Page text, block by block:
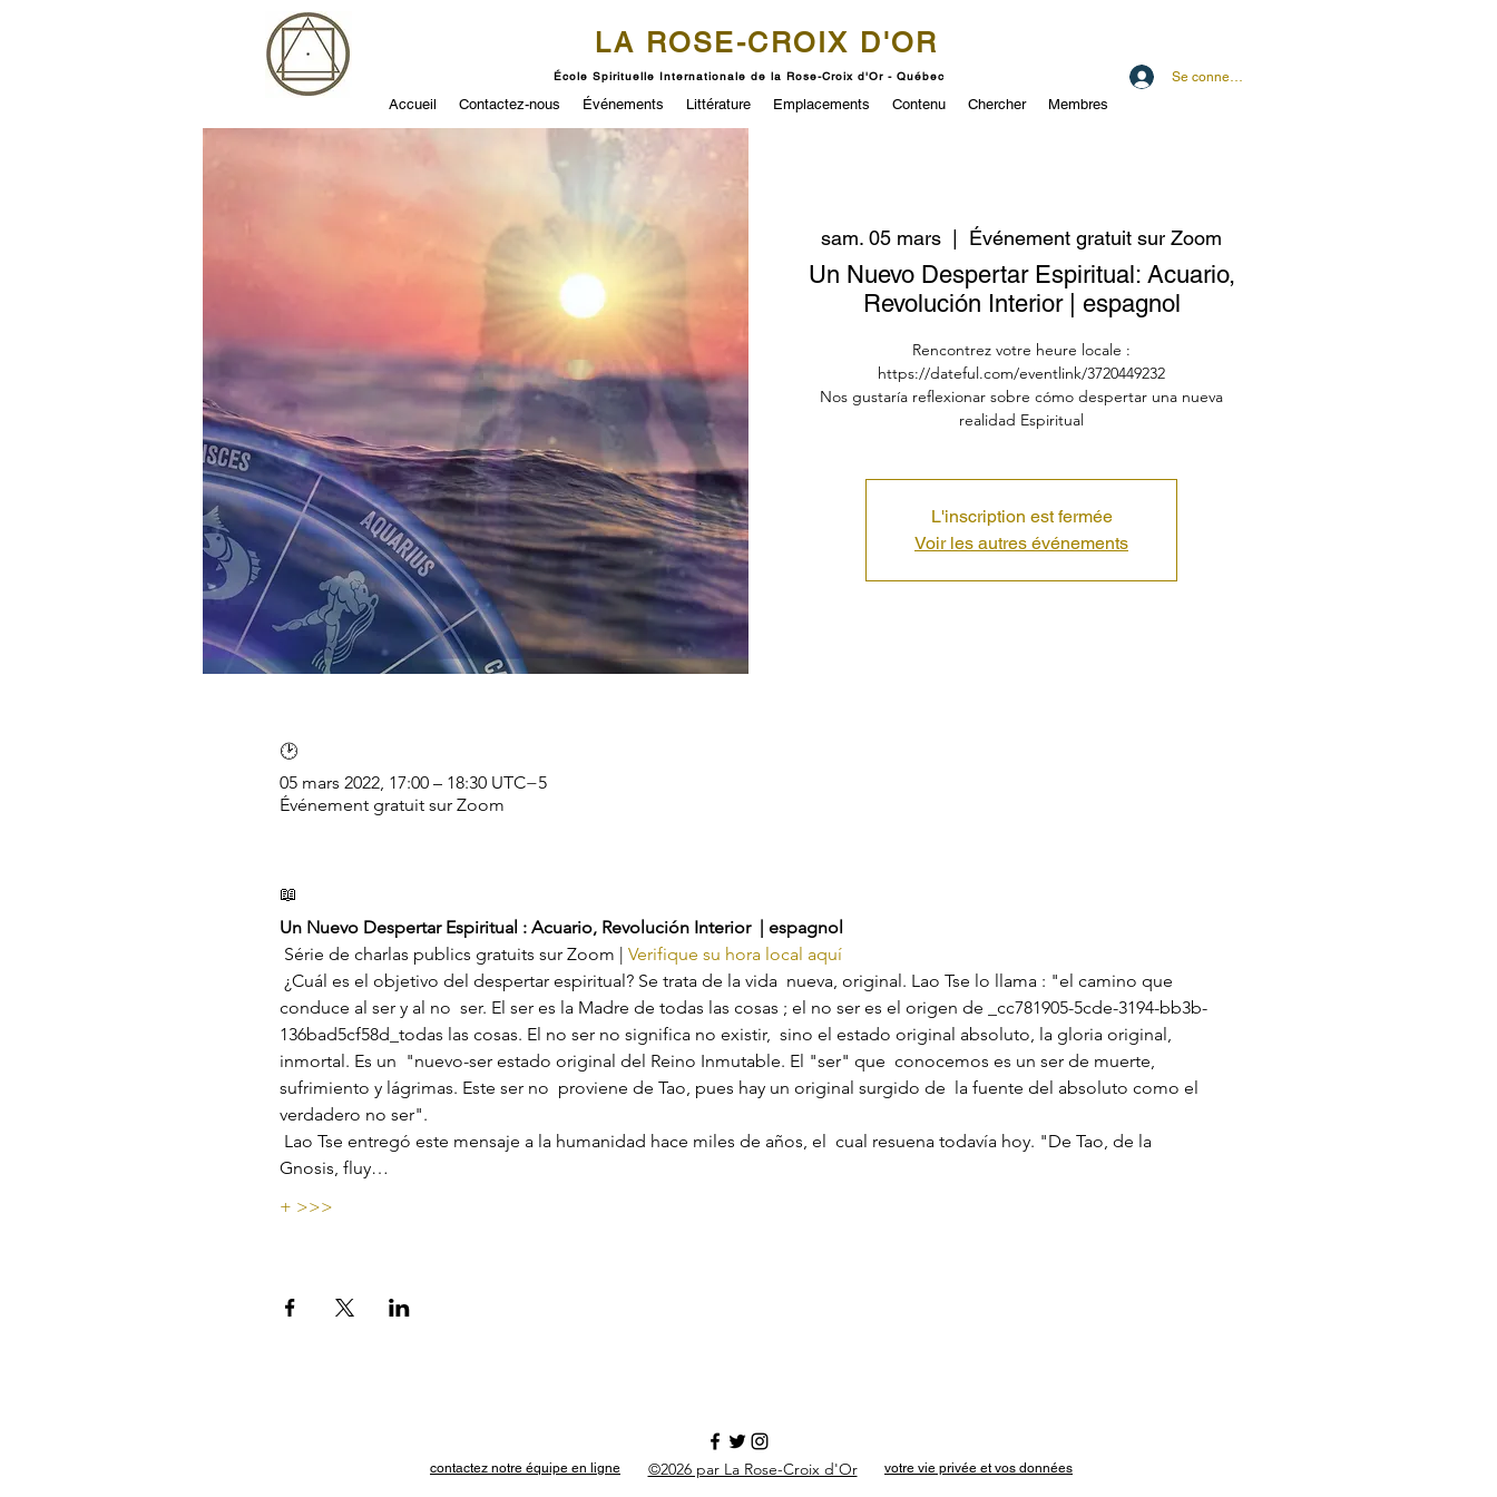
LA ROSE-CROIX D'OR
École Spirituelle Internationale de la Rose-Croix d'Or - Québec Se connecter
Accueil Contactez-nous Événements Littérature Emplacements Contenu Chercher Membres
sam. 05 mars Événement gratuit sur Zoom
Un Nuevo Despertar Espiritual: Acuario,
Revolución Interior | espagnol
Rencontrez votre heure locale :
https://dateful.com/eventlink/3720449232
Nos gustaría reflexionar sobre cómo despertar una nueva
realidad Espiritual
L'inscription est fermée
Voir les autres événements
🕑
05 mars 2022, 17:00 – 18:30 UTC−5
Événement gratuit sur Zoom
📖
Un Nuevo Despertar Espiritual : Acuario, Revolución Interior  | espagnol
Série de charlas publics gratuits sur Zoom | Verifique su hora local aquí
conduce al ser y al no  ser. El ser es la Madre de todas las cosas ; el no ser es el origen de _cc781905-5cde-3194-bb3b-
136bad5cf58d_todas las cosas. El no ser no significa no existir,  sino el estado original absoluto, la gloria original,
inmortal. Es un  "nuevo-ser estado original del Reino Inmutable. El "ser" que  conocemos es un ser de muerte,
sufrimiento y lágrimas. Este ser no  proviene de Tao, pues hay un original surgido de  la fuente del absoluto como el
verdadero no ser".
Gnosis, fluy…
+ >>>
contactez notre équipe en ligne ©2026 par La Rose-Croix d'Or votre vie privée et vos données